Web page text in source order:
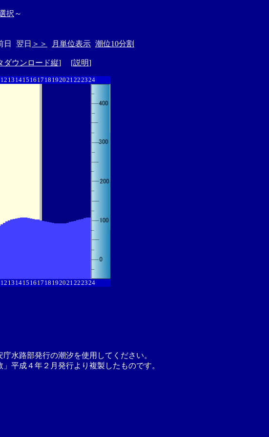
択 ～
日 翌日 ＞＞ 月単位表示 潮位10分割
ダウンロード縦] [説明]
12 13 1415 16 17 18 192021222324
12 13 1415 16 17 18 192021222324
水路部発行の潮汐を使用してください。
平成４年２月発行より複製したものです。